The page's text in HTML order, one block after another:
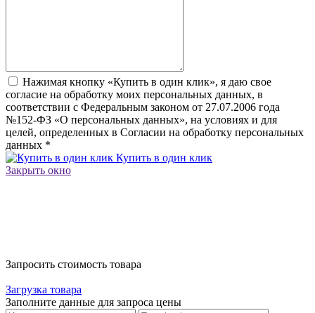
Нажимая кнопку «Купить в один клик», я даю свое
согласие на обработку моих персональных данных, в
соответствии с Федеральным законом от 27.07.2006 года
№152-ФЗ «О персональных данных», на условиях и для
целей, определенных в Согласии на обработку персональных
данных *
Купить в один клик
Закрыть окно
Запросить стоимость товара
Загрузка товара
Заполните данные для запроса цены